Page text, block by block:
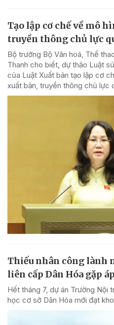
Tạo lập cơ chế về mô
truyền thông chủ lực
Bộ trưởng Bộ Văn hoá, Thể
Thanh cho biết, dự thảo Luật
của Luật Xuất bản tạo lập cơ
xuất bản, truyền thông chủ lực
Thiếu nhân công lành
liên cấp Dân Hóa gặp
Hết tháng 7, dự án Trường Nội
học cơ sở Dân Hóa mới đạt